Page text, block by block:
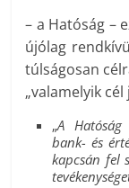
– a Hatóság –
újólag
túlságosan
„valamelyik cél
„A
bank- és
kapcsán fel